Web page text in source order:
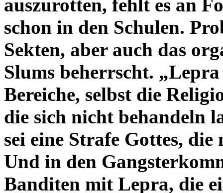
auszurotten, fehlt es an
schon in den Schulen.
Sekten, aber auch das
Slums beherrscht.
Bereiche, selbst die
die sich nicht behandeln
sei eine Strafe Gottes, die
Und in den
Banditen mit Lepra, die